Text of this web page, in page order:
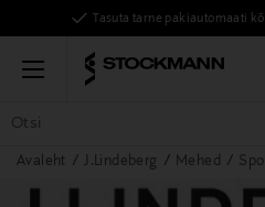
Tasuta tarne pakiautomaati
Menu
KÕIK TOOTED NAISED MEHED
Avaleht J.Lindeberg Mehed